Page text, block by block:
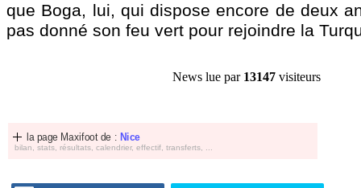
que Boga, lui, qui dispose encore de deux
pas donné son feu vert pour rejoindre la
News lue par 13147 visiteurs
la page Maxifoot de : Nice
bilan, stats, résultats, calendrier, effectif, transferts, ...